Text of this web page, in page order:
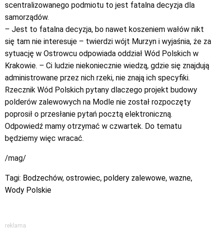
scentralizowanego podmiotu to jest fatalna decyzja dla
samorządów.
– Jest to fatalna decyzja, bo nawet koszeniem wałów nikt
się tam nie interesuje – twierdzi wójt Murzyn i wyjaśnia, że za
sytuację w Ostrowcu odpowiada oddział Wód Polskich w
Krakowie. – Ci ludzie niekoniecznie wiedzą, gdzie się znajdują
administrowane przez nich rzeki, nie znają ich specyfiki.
Rzecznik Wód Polskich pytany dlaczego projekt budowy
polderów zalewowych na Modle nie został rozpoczęty
poprosił o przesłanie pytań pocztą elektroniczną.
Odpowiedź mamy otrzymać w czwartek. Do tematu
będziemy więc wracać.
/mag/
Tagi: Bodzechów, ostrowiec, poldery zalewowe, wazne,
Wody Polskie
reklama